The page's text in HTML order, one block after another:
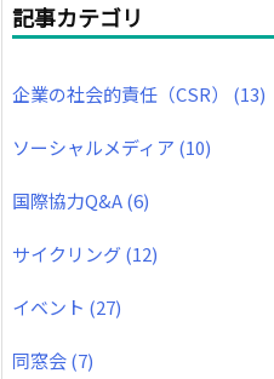
記事カテゴリ
企業の社会的責任（CSR） (13)
ソーシャルメディア (10)
国際協力Q&A(6)
サイクリング(12)
イベント (27)
同窓会(7)